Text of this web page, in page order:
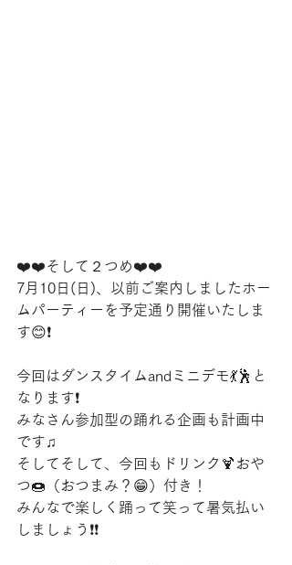
❤️❤️そして２つめ❤️❤️
7月10日(日)、以前ご案内しましたホー
ムパーティーを予定通り開催いたしま
す😊❗️
今回はダンスタイムandミニデモ💃🕺と
なります❗️
みなさん参加型の踊れる企画も計画中
です♫
そしてそして、今回もドリンク🍹おや
つ🍩（おつまみ？😁）付き！
みんなで楽しく踊って笑って暑気払い
しましょう❗️❗️